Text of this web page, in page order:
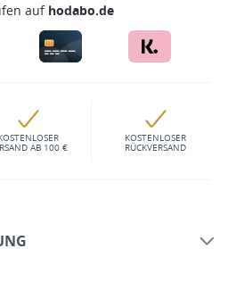
auf hodabo.de
AB 100 €
KOSTENLOSER
RÜCKVERSAND